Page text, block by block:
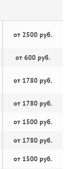
от 2500 руб.
от 600 руб.
от 1780 руб.
от 1780 руб.
от 1500 руб.
от 1780 руб.
от 1500 руб.